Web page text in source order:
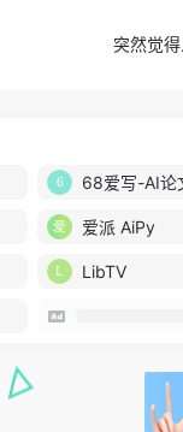
突然觉
68爱写-AI论
爱派 AiPy
LibTV